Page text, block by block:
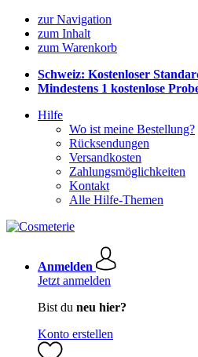
zur Navigation
zum Inhalt
zum Warenkorb
Schweiz: Kostenloser
Mindestens 1 kostenlose
Hilfe
Wo ist meine Bestellung?
Rücksendungen
Versandkosten
Zahlungsmöglichkeiten
Kontakt
Alle Hilfe-Themen
Anmelden
Jetzt anmelden
Bist du neu hier?
Konto erstellen